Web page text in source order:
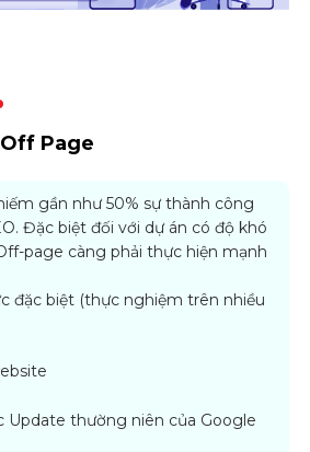
Page
gần như 50% sự thành công
Đặc biệt đối với dự án có độ khó
page càng phải thực hiện mạnh
đặc biệt (thực nghiệm trên nhiều
Update thường niên của Google